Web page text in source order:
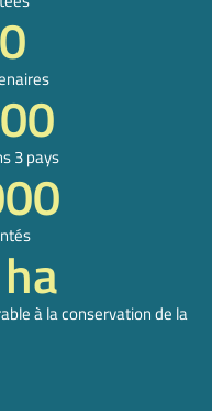
3 pays
à la conservation de la
ha